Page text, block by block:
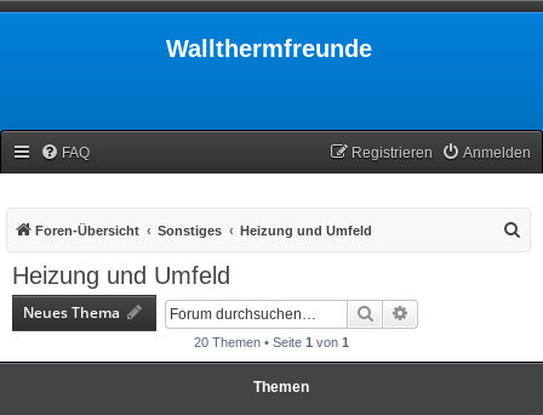
Wallthermfreunde
FAQ Anmelden
Registrieren
Foren-Übersicht Sonstiges Heizung und Umfeld
Heizung und Umfeld
Neues Thema Suche
20 Themen • Seite 1 von 1
Themen